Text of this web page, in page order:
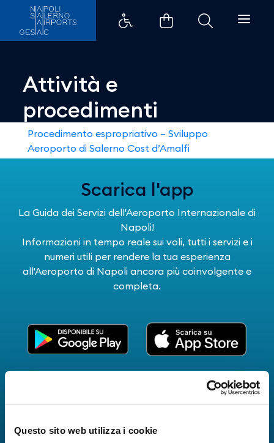
Questo sito web utilizza i cookie
Attività e procedimenti -
Attività e
procedimenti
Procedimento espropriativo – Sviluppo
Aeroporto di Salerno Cost d’Amalfi
Scarica l'app
La Guida dei Servizi dell'Aeroporto Internazionale di
Napoli!
Informazioni in tempo reale sui voli, tutti i servizi e i
numeri utili per rendere la tua esperienza
all'Aeroporto di Napoli ancora più coinvolgente e
completa.